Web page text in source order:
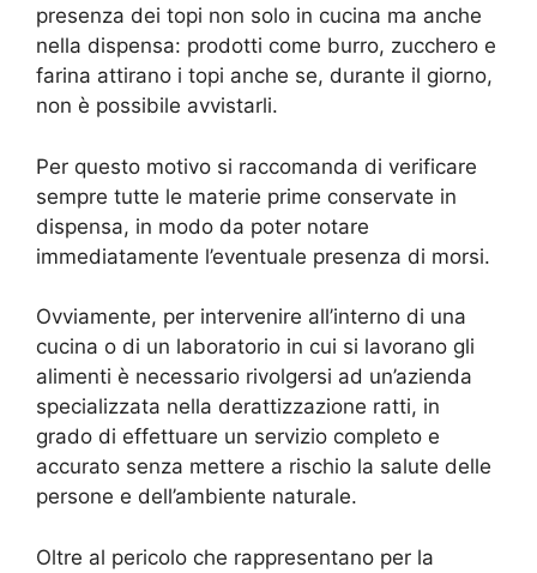
presenza dei topi non solo in cucina ma anche
nella dispensa: prodotti come burro, zucchero e
farina attirano i topi anche se, durante il giorno,
non è possibile avvistarli.
Per questo motivo si raccomanda di verificare
sempre tutte le materie prime conservate in
dispensa, in modo da poter notare
immediatamente l’eventuale presenza di morsi.
Ovviamente, per intervenire all’interno di una
cucina o di un laboratorio in cui si lavorano gli
alimenti è necessario rivolgersi ad un’azienda
specializzata nella derattizzazione ratti, in
grado di effettuare un servizio completo e
accurato senza mettere a rischio la salute delle
persone e dell’ambiente naturale.
Oltre al pericolo che rappresentano per la